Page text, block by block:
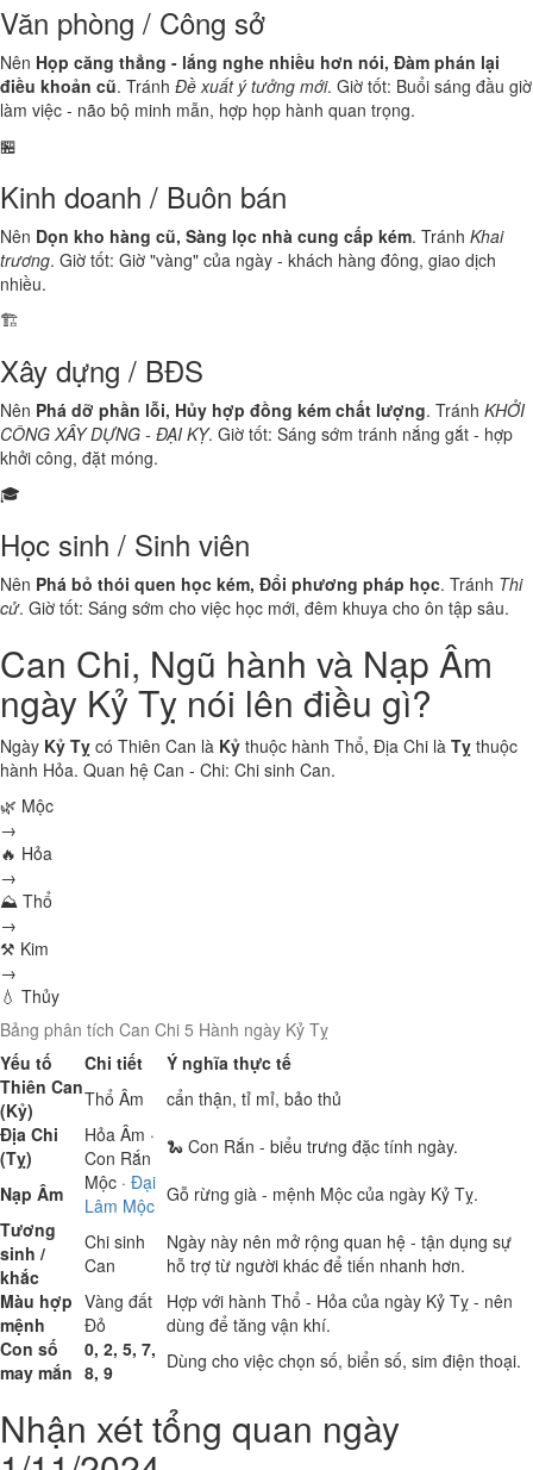
Văn phòng / Công sở
Nên Họp căng thẳng - lắng nghe nhiều hơn nói, Đàm phán lại
điều khoản cũ. Tránh Đề xuất ý tưởng mới. Giờ tốt: Buổi sáng đầu giờ
làm việc - não bộ minh mẫn, hợp họp hành quan trọng.
🏪
Kinh doanh / Buôn bán
Nên Dọn kho hàng cũ, Sàng lọc nhà cung cấp kém. Tránh Khai
trương. Giờ tốt: Giờ "vàng" của ngày - khách hàng đông, giao dịch
nhiều.
🏗️
Xây dựng / BĐS
Nên Phá dỡ phần lỗi, Hủy hợp đồng kém chất lượng. Tránh KHỞI
CÔNG XÂY DỰNG - ĐẠI KỴ. Giờ tốt: Sáng sớm tránh nắng gắt - hợp
khởi công, đặt móng.
🎓
Học sinh / Sinh viên
Nên Phá bỏ thói quen học kém, Đổi phương pháp học. Tránh Thi
cử. Giờ tốt: Sáng sớm cho việc học mới, đêm khuya cho ôn tập sâu.
Can Chi, Ngũ hành và Nạp Âm
ngày Kỷ Tỵ nói lên điều gì?
Ngày Kỷ Tỵ có Thiên Can là Kỷ thuộc hành Thổ, Địa Chi là Tỵ thuộc
hành Hỏa. Quan hệ Can - Chi: Chi sinh Can.
🌿 Mộc
→
🔥 Hỏa
→
⛰ Thổ
→
⚒ Kim
→
💧 Thủy
Bảng phân tích Can Chi 5 Hành ngày Kỷ Tỵ
Yếu tố
Chi tiết
Ý nghĩa thực tế
Thiên Can
(Kỷ)
Thổ Âm
cẩn thận, tỉ mỉ, bảo thủ
Địa Chi
(Tỵ)
Hỏa Âm ·
Con Rắn
🐍 Con Rắn - biểu trưng đặc tính ngày.
Nạp Âm
Mộc · Đại
Lâm Mộc Gỗ rừng già - mệnh Mộc của ngày Kỷ Tỵ.
Tương
sinh /
khắc
Chi sinh
Can
Ngày này nên mở rộng quan hệ - tận dụng sự
hỗ trợ từ người khác để tiến nhanh hơn.
Màu hợp
mệnh
Vàng đất
Đỏ
Hợp với hành Thổ - Hỏa của ngày Kỷ Tỵ - nên
dùng để tăng vận khí.
Con số
may mắn
0, 2, 5, 7,
8, 9
Dùng cho việc chọn số, biển số, sim điện thoại.
Nhận xét tổng quan ngày